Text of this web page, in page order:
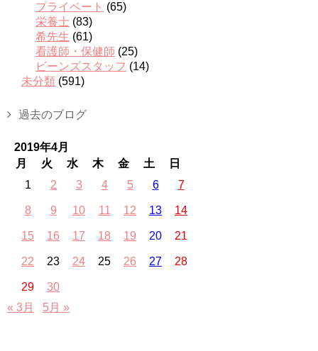
プライベート (65)
栄養士 (83)
希先生 (61)
看護師・保健師 (25)
ビーンズスタッフ (14)
未分類 (591)
過去のブログ
2019年4月
月
火 水 木 金 土
日
1
2 3 4 5 6 7
8 9 10 11 12 13 14
15 16 17 18 19 20 21
22 23 24 25 26 27 28
29
30
« 3月
5月 »